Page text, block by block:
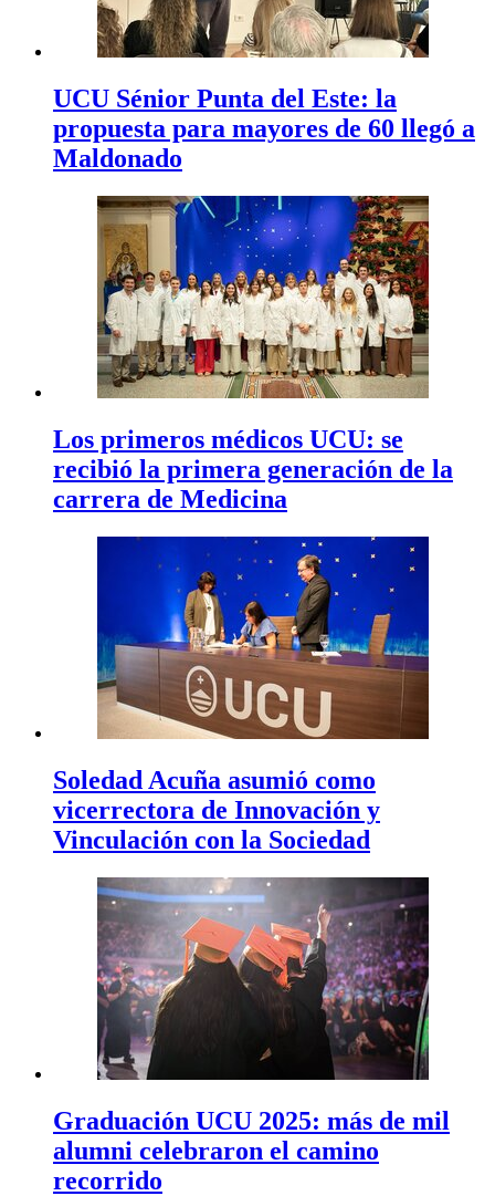
UCU Sénior Punta del Este: la
propuesta para mayores de 60 llegó a
Maldonado
Los primeros médicos UCU: se
recibió la primera generación de la
carrera de Medicina
Soledad Acuña asumió como
vicerrectora de Innovación y
Vinculación con la Sociedad
Graduación UCU 2025: más de mil
alumni celebraron el camino
recorrido